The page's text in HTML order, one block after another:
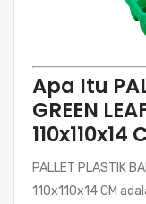
Apa Itu
GREEN
110x110x14
PALLET PLASTIK
110x110x14 CM